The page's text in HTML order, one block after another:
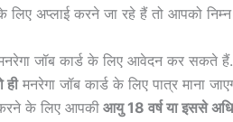
अप्लाई करने जा रहे हैं तो आपको निम्न
जॉब कार्ड के लिए आवेदन कर सकते हैं.
हीमनरेगा जॉब कार्ड के लिए पात्र माना
के लिए आपकीआयु 18 वर्ष या इससे